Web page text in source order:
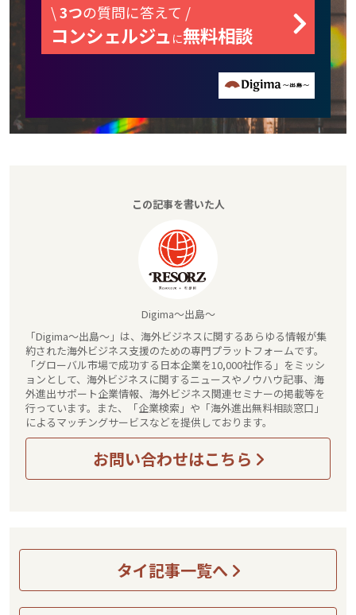
\3つの質問に答えて /
コンシェルジュ に無料相談
この記事を書いた人
Digima～出島～
「Digima～出島～」は、海外ビジネスに関するあらゆる情報が集
約された海外ビジネス支援のための専門プラットフォームです。
「グローバル市場で成功する日本企業を10,000社作る」をミッシ
ョンとして、海外ビジネスに関するニュースやノウハウ記事、海
外進出サポート企業情報、海外ビジネス関連セミナーの掲載等を
行っています。また、「企業検索」や「海外進出無料相談窓口」
によるマッチングサービスなどを提供しております。
お問い合わせはこちら
タイ記事一覧へ